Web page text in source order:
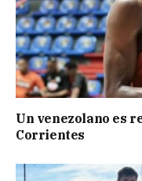
Un venezolano es
Corrientes